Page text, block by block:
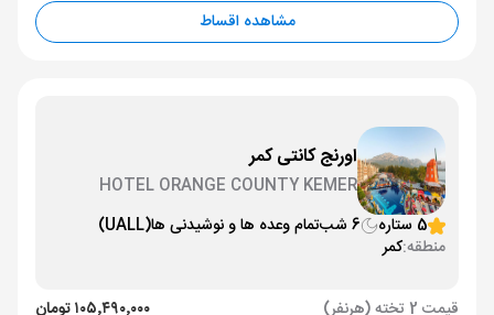
مشاهده اقساط
اورنج كانتی کمر
HOTEL ORANGE COUNTY KEMER
5 ستاره
6 شب تمام وعده ها و نوشیدنی ها(UALL)
منطقه:کمر
قیمت 2 تخته (هرنفر)
۱۰۵٬۴۹۰٬۰۰۰ تومان